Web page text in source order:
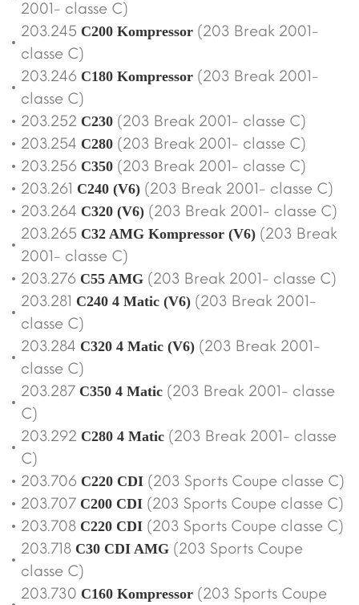
2001- classe C)
203.245 C200 Kompressor (203 Break 2001-
classe C)
203.246 C180 Kompressor (203 Break 2001-
classe C)
203.252 C230 (203 Break 2001- classe C)
203.254 C280 (203 Break 2001- classe C)
203.256 C350 (203 Break 2001- classe C)
203.261 C240 (V6) (203 Break 2001- classe C)
203.264 C320 (V6) (203 Break 2001- classe C)
203.265 C32 AMG Kompressor (V6) (203 Break
2001- classe C)
203.276 C55 AMG (203 Break 2001- classe C)
203.281 C240 4 Matic (V6) (203 Break 2001-
classe C)
203.284 C320 4 Matic (V6) (203 Break 2001-
classe C)
203.287 C350 4 Matic (203 Break 2001- classe
C)
203.292 C280 4 Matic (203 Break 2001- classe
C)
203.706 C220 CDI (203 Sports Coupe classe C)
203.707 C200 CDI (203 Sports Coupe classe C)
203.708 C220 CDI (203 Sports Coupe classe C)
203.718 C30 CDI AMG (203 Sports Coupe
classe C)
203.730 C160 Kompressor (203 Sports Coupe